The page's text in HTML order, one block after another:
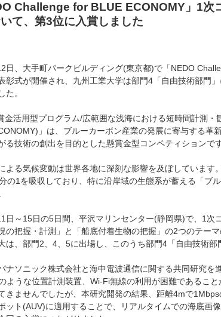
Challenge for BLUE ECONOMY」1次
て、第3位に入賞しました
日、大手町パークビルディング(東京都)で「NEDO
彰式が開催され、九州工業大学は部門4「自由技術部門
た。
金活用型プログラム/広範囲な浅海における短時間計測
」は、ブルーカーボン産業の発展に寄与する革
る技術の創出を目的とした懸賞金型コンペティションです
よる気候変動は世界各地に深刻な影響を及ぼしています
の1を吸収しており、特に沿岸域の生態系が蓄える「ブ
日～15日の5日間、平沢マリンセンター(静岡県)で、1次
の把握・計測」と「船底付着生物の把握」の2つのテー
は、部門2、4、5に出場し、このうち部門4「自由技術部
ナソニック株式会社と海中電波通信に関する共同研究を
ような位置計測装置、Wi-Fi無線の利用が困難であるこ
きませんでしたが、本研究開発の結果、距離4mで
ット(AUV)に適用することで、リアルタイムでの海底画